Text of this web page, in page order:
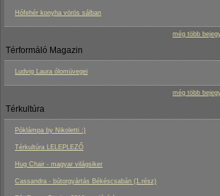
Hófehér konyha vörös sálban
még több
Térformáló Magazin
Ludvig Laura ólomüvegei
még több
Térkultúra
Póklámpa by Nikoletti :)
Térkultúra LELEPLEZŐ
Hug Chair - magyar világsiker
Cassandra - bútorgyártás Békéscsabán (1.rész)